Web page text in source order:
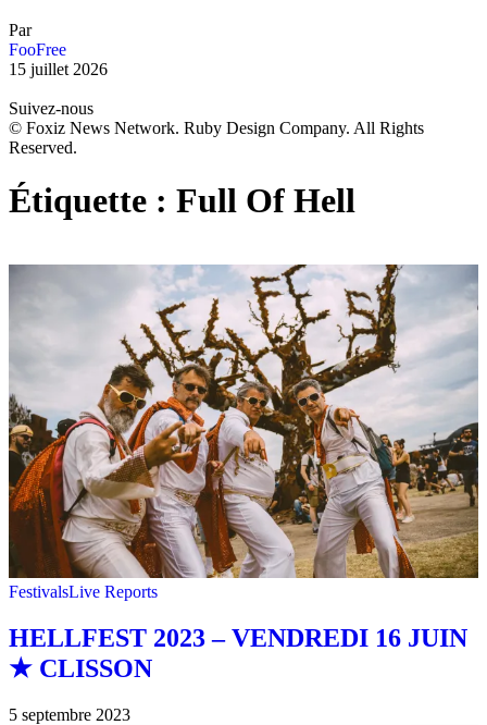
Par
FooFree
15 juillet 2026
Suivez-nous
© Foxiz News Network. Ruby Design Company. All Rights
Reserved.
Étiquette : Full Of Hell
FestivalsLive Reports
HELLFEST 2023 – VENDREDI 16 JUIN
★ CLISSON
5 septembre 2023